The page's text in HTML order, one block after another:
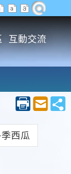
互動交流
西瓜